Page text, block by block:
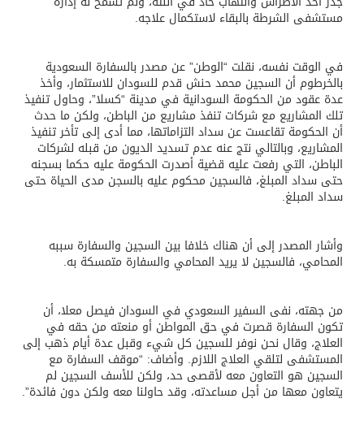
مستشفى الشرطة بالبقاء لاستكمال علاجه.
في الوقت نفسه، نقلت “الوطن” عن مصدر بالسفارة السعودية
بالخرطوم أن السجين محمد حنش قدم للسودان للاستثمار، وأخذ
عدة عقود من الحكومة السودانية في مدينة “كسلا”، وحاول تنفيذ
تلك المشاريع مع شركات تنفذ مشاريع من الباطن، ولكن ما حدث
أن الحكومة تقاعست عن سداد التزاماتها، مما أدى إلى تأخر تنفيذ
المشاريع، وبالتالي نتج عنه عدم تسديد الديون من قبله لشركات
الباطن، التي رفعت عليه قضية أصدرت الحكومة عليه حكما بسجنه
حتى سداد المبلغ، فالسجين محكوم عليه بالسجن مدى الحياة حتى
سداد المبلغ.
وأشار المصدر إلى أن هناك خلافا بين السجين والسفارة سببه
المحامي، فالسجين لا يريد المحامي والسفارة متمسكة به.
من جهته، نفى السفير السعودي في السودان فيصل معلا، أن
تكون السفارة قصرت في حق المواطن أو منعته من حقه في
العلاج، وقال نحن نوفر للسجين كل شيء وقبل عدة أيام ذهب إلى
المستشفى لتلقي العلاج اللازم. وأضاف: “موقف السفارة مع
السجين هو التعاون معه لأقصى حد، ولكن للأسف السجين لم
يتعاون معها من أجل مساعدته، وقد حاولنا معه ولكن دون فائدة”.